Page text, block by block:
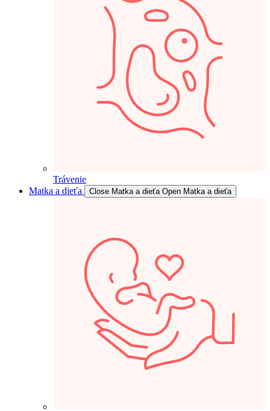
Trávenie
Matka a dieťa
Close Matka a dieťa Open Matka a dieťa